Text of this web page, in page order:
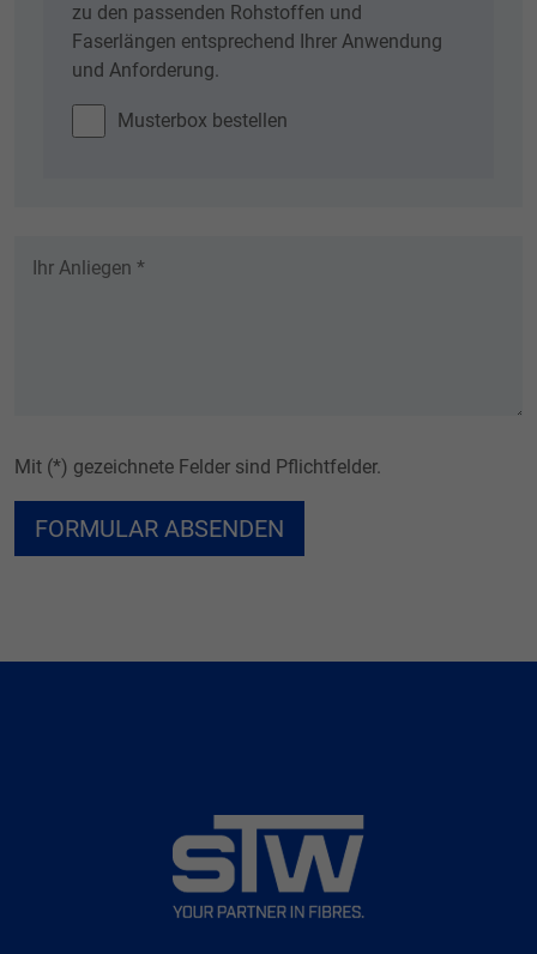
zu den passenden Rohstoffen und
Faserlängen entsprechend Ihrer Anwendung
und Anforderung.
Musterbox bestellen
Mit (*) gezeichnete Felder sind Pflichtfelder.